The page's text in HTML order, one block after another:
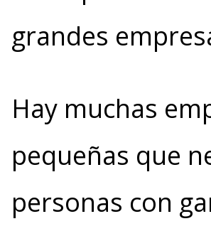
grandes
Hay muchas
pequeñas que
personas con